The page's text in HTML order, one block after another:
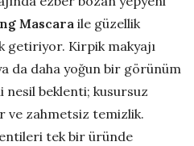
Mascaraile güzellik
getiriyor. Kirpik makyajı
da daha yoğun bir görünüm
nesil beklenti; kusursuz
ve zahmetsiz temizlik.
tek bir üründe